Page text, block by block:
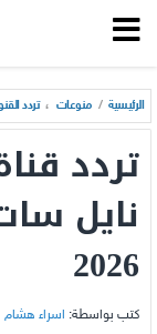
الرئيسية / منوعات ، تردد
نايل
2026
كتب بواسطة: اسراء هشام